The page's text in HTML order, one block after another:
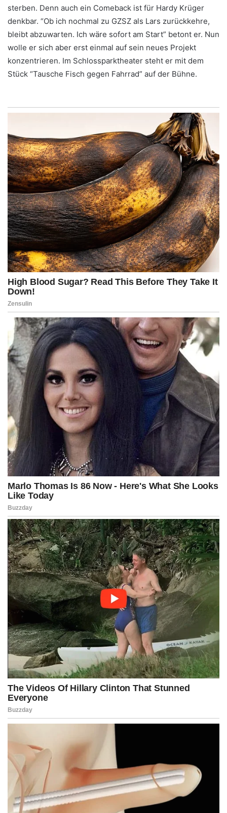
sterben. Denn auch ein Comeback ist für Hardy Krüger
denkbar. “Ob ich nochmal zu GZSZ als Lars zurückkehre,
bleibt abzuwarten. Ich wäre sofort am Start” betont er. Nun
wolle er sich aber erst einmal auf sein neues Projekt
konzentrieren. Im Schlossparktheater steht er mit dem
Stück “Tausche Fisch gegen Fahrrad” auf der Bühne.